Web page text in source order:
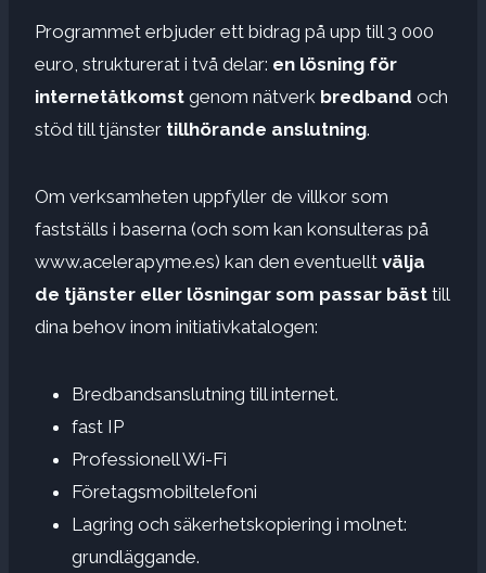
Programmet erbjuder ett bidrag på upp till 3 000
euro, strukturerat i två delar: en lösning för
internetåtkomst genom nätverk bredband och
stöd till tjänster tillhörande anslutning.
Om verksamheten uppfyller de villkor som
fastställs i baserna (och som kan konsulteras på
www.acelerapyme.es) kan den eventuellt välja
de tjänster eller lösningar som passar bäst till
dina behov inom initiativkatalogen:
Bredbandsanslutning till internet.
fast IP
Professionell Wi-Fi
Företagsmobiltelefoni
Lagring och säkerhetskopiering i molnet:
grundläggande.